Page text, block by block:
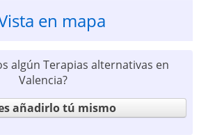
en mapa
algún Terapias alternativas en
Valencia?
añadirlo tú mismo